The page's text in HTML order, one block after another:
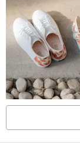
Kittying Crochet
高品質のプレミアム
光沢仕上げのパス
柔らかく快適。
春夏に最適です。